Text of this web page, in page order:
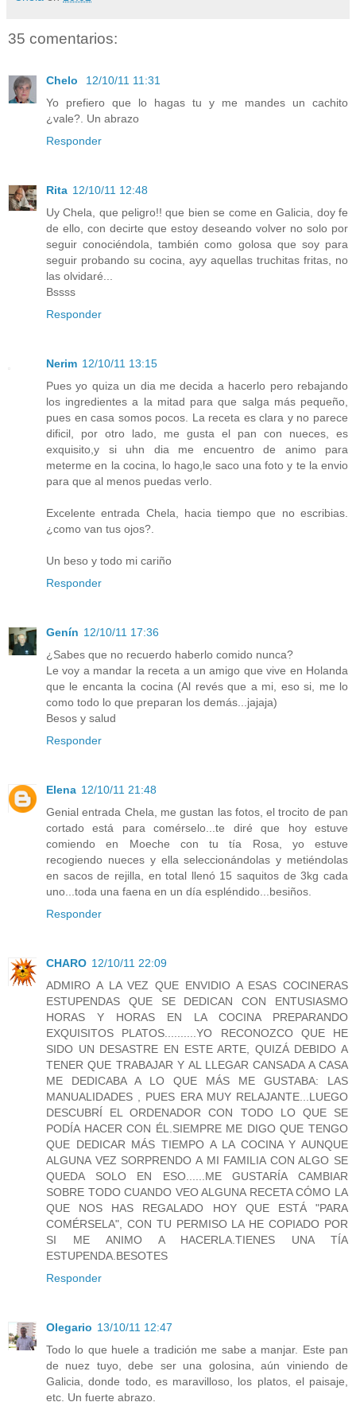
35 comentarios:
Chelo
12/10/11 11:31
Yo prefiero que lo hagas tu y me mandes un cachito
¿vale?. Un abrazo
Responder
Rita 12/10/11 12:48
Uy Chela, que peligro!! que bien se come en Galicia, doy fe
de ello, con decirte que estoy deseando volver no solo por
seguir conociéndola, también como golosa que soy para
seguir probando su cocina, ayy aquellas truchitas fritas, no
las olvidaré...
Bssss
Responder
Nerim 12/10/11 13:15
Pues yo quiza un dia me decida a hacerlo pero rebajando
los ingredientes a la mitad para que salga más pequeño,
pues en casa somos pocos. La receta es clara y no parece
dificil, por otro lado, me gusta el pan con nueces, es
exquisito,y si uhn dia me encuentro de animo para
meterme en la cocina, lo hago,le saco una foto y te la envio
para que al menos puedas verlo.
Excelente entrada Chela, hacia tiempo que no escribias.
¿como van tus ojos?.
Un beso y todo mi cariño
Responder
Genín 12/10/11 17:36
¿Sabes que no recuerdo haberlo comido nunca?
Le voy a mandar la receta a un amigo que vive en Holanda
que le encanta la cocina (Al revés que a mi, eso si, me lo
como todo lo que preparan los demás...jajaja)
Besos y salud
Responder
Elena 12/10/11 21:48
Genial entrada Chela, me gustan las fotos, el trocito de pan
cortado está para comérselo...te diré que hoy estuve
comiendo en Moeche con tu tía Rosa, yo estuve
recogiendo nueces y ella seleccionándolas y metiéndolas
en sacos de rejilla, en total llenó 15 saquitos de 3kg cada
uno...toda una faena en un día espléndido...besiños.
Responder
CHARO 12/10/11 22:09
ADMIRO A LA VEZ QUE ENVIDIO A ESAS COCINERAS
ESTUPENDAS QUE SE DEDICAN CON ENTUSIASMO
HORAS Y HORAS EN LA COCINA PREPARANDO
EXQUISITOS PLATOS..........YO RECONOZCO QUE HE
SIDO UN DESASTRE EN ESTE ARTE, QUIZÁ DEBIDO A
TENER QUE TRABAJAR Y AL LLEGAR CANSADA A CASA
ME DEDICABA A LO QUE MÁS ME GUSTABA: LAS
MANUALIDADES , PUES ERA MUY RELAJANTE...LUEGO
DESCUBRÍ EL ORDENADOR CON TODO LO QUE SE
PODÍA HACER CON ÉL.SIEMPRE ME DIGO QUE TENGO
QUE DEDICAR MÁS TIEMPO A LA COCINA Y AUNQUE
ALGUNA VEZ SORPRENDO A MI FAMILIA CON ALGO SE
QUEDA SOLO EN ESO......ME GUSTARÍA CAMBIAR
SOBRE TODO CUANDO VEO ALGUNA RECETA CÓMO LA
QUE NOS HAS REGALADO HOY QUE ESTÁ "PARA
COMÉRSELA", CON TU PERMISO LA HE COPIADO POR
SI ME ANIMO A HACERLA.TIENES UNA TÍA
ESTUPENDA.BESOTES
Responder
Olegario 13/10/11 12:47
Todo lo que huele a tradición me sabe a manjar. Este pan
de nuez tuyo, debe ser una golosina, aún viniendo de
Galicia, donde todo, es maravilloso, los platos, el paisaje,
etc. Un fuerte abrazo.